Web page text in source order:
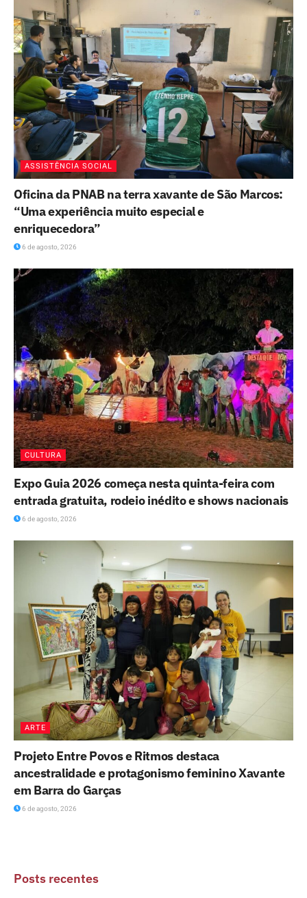
ASSISTÊNCIA SOCIAL
Oficina da PNAB na terra xavante de São Marcos:
“Uma experiência muito especial e
enriquecedora”
6 de agosto, 2026
CULTURA
Expo Guia 2026 começa nesta quinta-feira com
entrada gratuita, rodeio inédito e shows nacionais
6 de agosto, 2026
ARTE
Projeto Entre Povos e Ritmos destaca
ancestralidade e protagonismo feminino Xavante
em Barra do Garças
6 de agosto, 2026
Posts recentes